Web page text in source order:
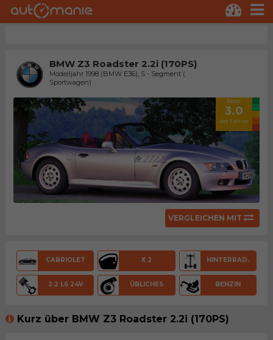
BMW Z3 Roadster 2.2i (170PS)
Modelljahr 1998 (BMW E36), S - Segment (
Sportwagen)
Note
3.0
der Fahrer
VERGLEICHEN MIT
CABRIOLET X 2 HINTERRAD.
2.2 L6 24V ÜBLICHES BENZIN
Kurz über BMW Z3 Roadster 2.2i (170PS)